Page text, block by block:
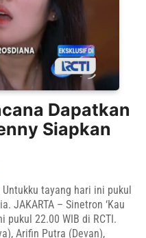
Dapatkan
Siapkan
tayang hari ini pukul
JAKARTA – Sinetron ‘Kau
pukul 22.00 WIB di RCTI.
Arifin Putra (Devan),